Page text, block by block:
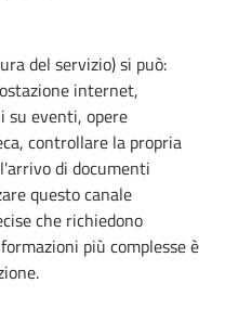
del servizio) si può:
internet,
su eventi, opere
controllare la propria
di documenti
questo canale
che richiedono
più complesse è